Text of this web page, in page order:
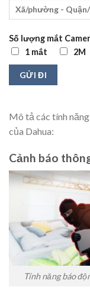
Số lượng mắt
1 mắt
2M
Mô tả các tính
của Dahua:
Cảnh báo
Tính năng báo